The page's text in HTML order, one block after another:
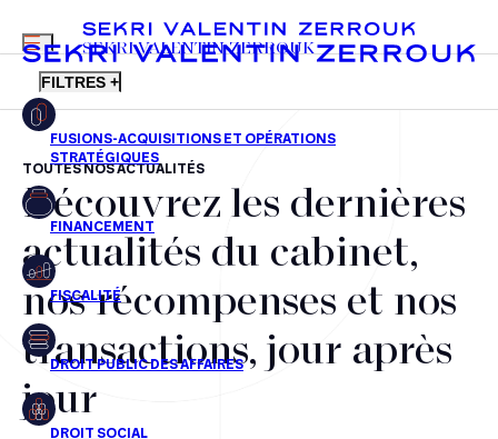
FR EN
MENU
SEKRI VALENTIN ZERROUK
FILTRES +
Fusions-acquisitions et opérations stratégiques
Financement
Fiscalité
Droit public des affaires
Droit social
TOUTES NOS ACTUALITÉS
Découvrez les dernières
actualités du cabinet,
nos récompenses et nos
transactions, jour après
jour